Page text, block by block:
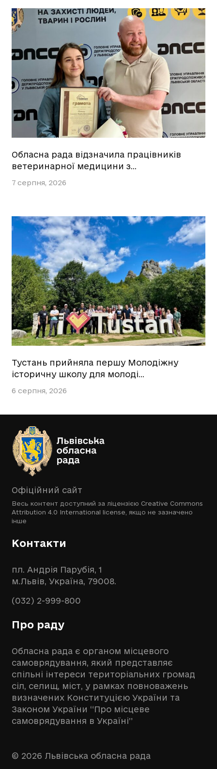
Обласна рада відзначила працівників
ветеринарної медицини з…
7 серпня, 2026
Тустань прийняла першу Молодіжну
історичну школу для молоді…
6 серпня, 2026
Офіційний сайт
Весь контент доступний за ліцензією Creative Commons
Attribution 4.0 International license , якщо не зазначено
інше
Контакти
пл. Андрія Парубія, 1
м.Львів, Україна, 79008.
(032) 2-999-800
Про раду
Обласна рада є органом місцевого
самоврядування, який представляє
спільні інтереси територіальних громад
сіл, селищ, міст, у рамках повноважень
визначених Конституцією України та
Законом України “Про місцеве
самоврядування в Україні”
© 2026 Львівська обласна рада